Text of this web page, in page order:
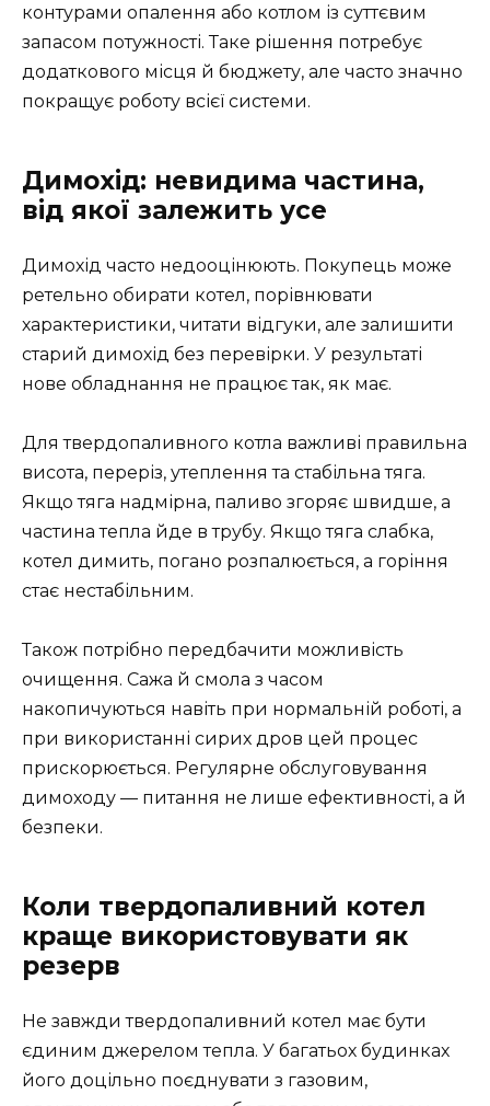
контурами опалення або котлом із суттєвим
запасом потужності. Таке рішення потребує
додаткового місця й бюджету, але часто значно
покращує роботу всієї системи.
Димохід: невидима частина,
від якої залежить усе
Димохід часто недооцінюють. Покупець може
ретельно обирати котел, порівнювати
характеристики, читати відгуки, але залишити
старий димохід без перевірки. У результаті
нове обладнання не працює так, як має.
Для твердопаливного котла важливі правильна
висота, переріз, утеплення та стабільна тяга.
Якщо тяга надмірна, паливо згоряє швидше, а
частина тепла йде в трубу. Якщо тяга слабка,
котел димить, погано розпалюється, а горіння
стає нестабільним.
Також потрібно передбачити можливість
очищення. Сажа й смола з часом
накопичуються навіть при нормальній роботі, а
при використанні сирих дров цей процес
прискорюється. Регулярне обслуговування
димоходу — питання не лише ефективності, а й
безпеки.
Коли твердопаливний котел
краще використовувати як
резерв
Не завжди твердопаливний котел має бути
єдиним джерелом тепла. У багатьох будинках
його доцільно поєднувати з газовим,